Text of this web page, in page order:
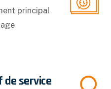
principal
de service